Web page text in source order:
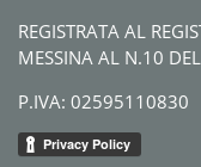
REGISTRATA AL
MESSINA AL N.10
P.IVA: 02595110830